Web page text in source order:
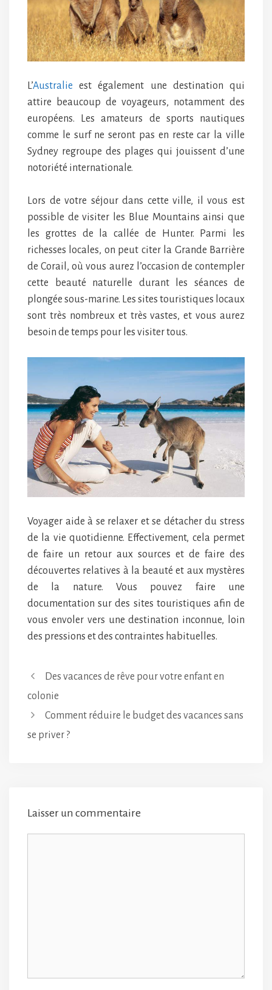
L’Australie est également une destination qui
attire beaucoup de voyageurs, notamment des
européens. Les amateurs de sports nautiques
comme le surf ne seront pas en reste car la ville
Sydney regroupe des plages qui jouissent d’une
notoriété internationale.
Lors de votre séjour dans cette ville, il vous est
possible de visiter les Blue Mountains ainsi que
les grottes de la callée de Hunter. Parmi les
richesses locales, on peut citer la Grande Barrière
de Corail, où vous aurez l’occasion de contempler
cette beauté naturelle durant les séances de
plongée sous-marine. Les sites touristiques locaux
sont très nombreux et très vastes, et vous aurez
besoin de temps pour les visiter tous.
Voyager aide à se relaxer et se détacher du stress
de la vie quotidienne. Effectivement, cela permet
de faire un retour aux sources et de faire des
découvertes relatives à la beauté et aux mystères
de la nature. Vous pouvez faire une
documentation sur des sites touristiques afin de
vous envoler vers une destination inconnue, loin
des pressions et des contraintes habituelles.
Des vacances de rêve pour votre enfant en
colonie
Comment réduire le budget des vacances sans
se priver ?
Laisser un commentaire